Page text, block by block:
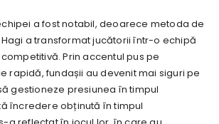
a fost notabil, deoarece metoda de
a transformat jucătorii într-o echipă
Prin accentul pus pe
rapidă, fundașii au devenit mai siguri pe
gestioneze presiunea în timpul
încredere obținută în timpul